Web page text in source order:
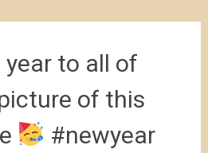
year to all of
of this
#newyear